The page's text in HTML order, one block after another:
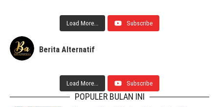
Load More... Subscribe
Berita Alternatif
Load More... Subscribe
POPULER BULAN INI